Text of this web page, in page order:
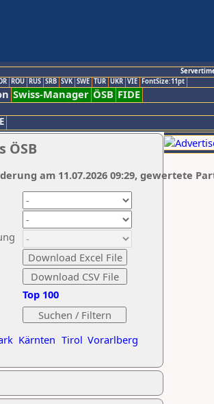
ROU RUS SRB SVK SWE TUR UKR VIE FontSize:11pt
Swiss-Manager ÖSB FIDE
ÖSB
Kärnten Tirol Vorarlberg
Top 100
am 11.07.2026 09:29, gewertete